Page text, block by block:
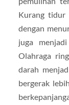
Kurang tidur
dengan
juga
Olahraga
darah
bergerak